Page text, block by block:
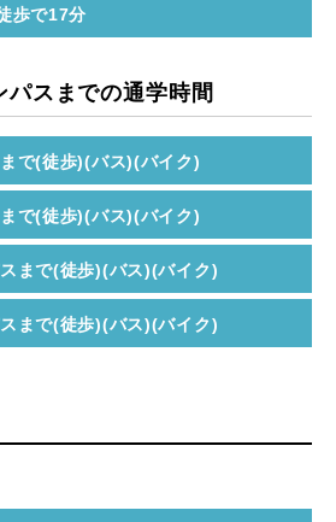
歩で17分
パスまでの通学時間
で(徒歩)(バス)(バイク)
で(徒歩)(バス)(バイク)
まで(徒歩)(バス)(バイク)
まで(徒歩)(バス)(バイク)